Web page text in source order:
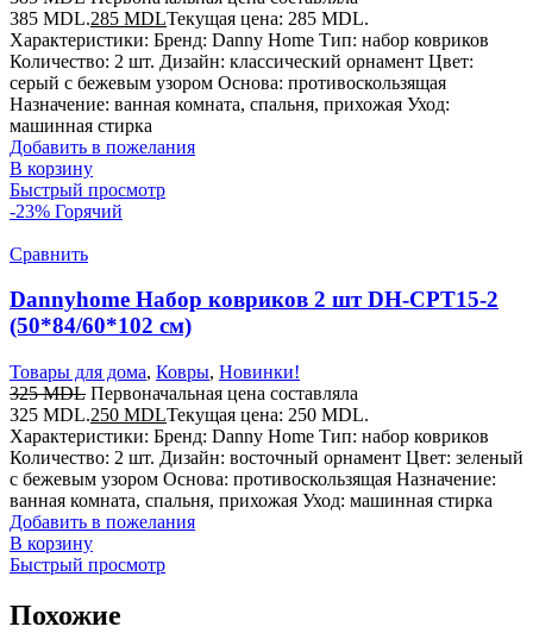
385 MDL.285 MDLТекущая цена: 285 MDL.
Характеристики: Бренд: Danny Home Тип: набор ковриков
Количество: 2 шт. Дизайн: классический орнамент Цвет:
серый с бежевым узором Основа: противоскользящая
Назначение: ванная комната, спальня, прихожая Уход:
машинная стирка
Добавить в пожелания
В корзину
Быстрый просмотр
-23% Горячий
Сравнить
Dannyhome Набор ковриков 2 шт DH-CPT15-2
(50*84/60*102 см)
Товары для дома, Ковры, Новинки!
325MDL Первоначальная цена составляла
325 MDL.250 MDLТекущая цена: 250 MDL.
Характеристики: Бренд: Danny Home Тип: набор ковриков
Количество: 2 шт. Дизайн: восточный орнамент Цвет: зеленый
с бежевым узором Основа: противоскользящая Назначение:
ванная комната, спальня, прихожая Уход: машинная стирка
Добавить в пожелания
В корзину
Быстрый просмотр
Похожие